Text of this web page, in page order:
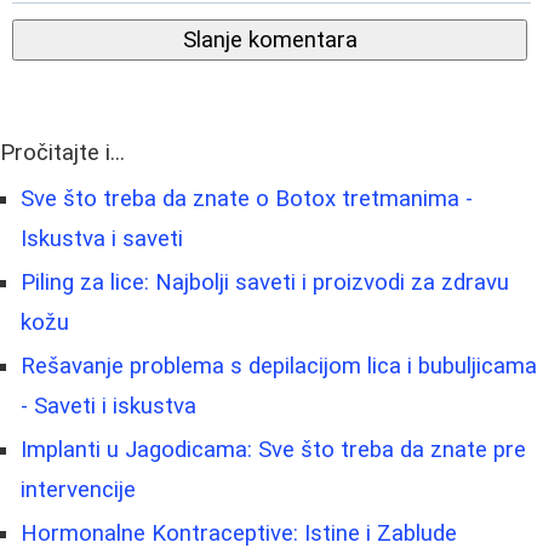
Slanje komentara
Pročitajte i...
Sve što treba da znate o Botox tretmanima -
Iskustva i saveti
Piling za lice: Najbolji saveti i proizvodi za zdravu
kožu
Rešavanje problema s depilacijom lica i bubuljicama
- Saveti i iskustva
Implanti u Jagodicama: Sve što treba da znate pre
intervencije
Hormonalne Kontraceptive: Istine i Zablude